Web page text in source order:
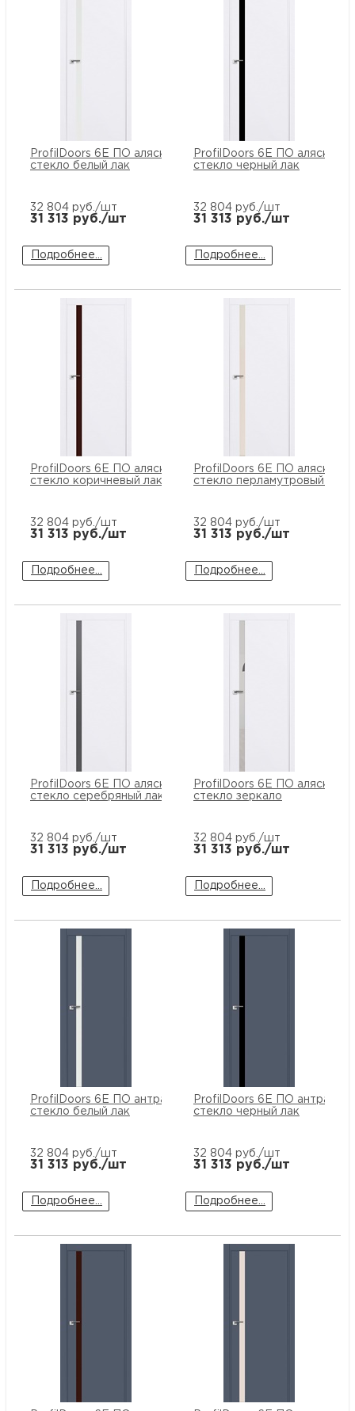
ProfilDoors 6E ПО аляска
стекло белый лак
32 804 руб./шт
31 313 руб./шт
Подробнее...
ProfilDoors 6E ПО аляска
стекло черный лак
32 804 руб./шт
31 313 руб./шт
Подробнее...
ProfilDoors 6E ПО аляска
стекло коричневый лак
32 804 руб./шт
31 313 руб./шт
Подробнее...
ProfilDoors 6E ПО аляска
стекло перламутровый лак
32 804 руб./шт
31 313 руб./шт
Подробнее...
ProfilDoors 6E ПО аляска
стекло серебряный лак
32 804 руб./шт
31 313 руб./шт
Подробнее...
ProfilDoors 6E ПО аляска
стекло зеркало
32 804 руб./шт
31 313 руб./шт
Подробнее...
ProfilDoors 6E ПО антрацит
стекло белый лак
32 804 руб./шт
31 313 руб./шт
Подробнее...
ProfilDoors 6E ПО антрацит
стекло черный лак
32 804 руб./шт
31 313 руб./шт
Подробнее...